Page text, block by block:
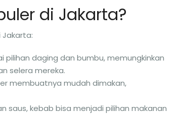
di Jakarta?
pilihan daging dan bumbu, memungkinkan
selera mereka.
membuatnya mudah dimakan,
saus, kebab bisa menjadi pilihan makanan